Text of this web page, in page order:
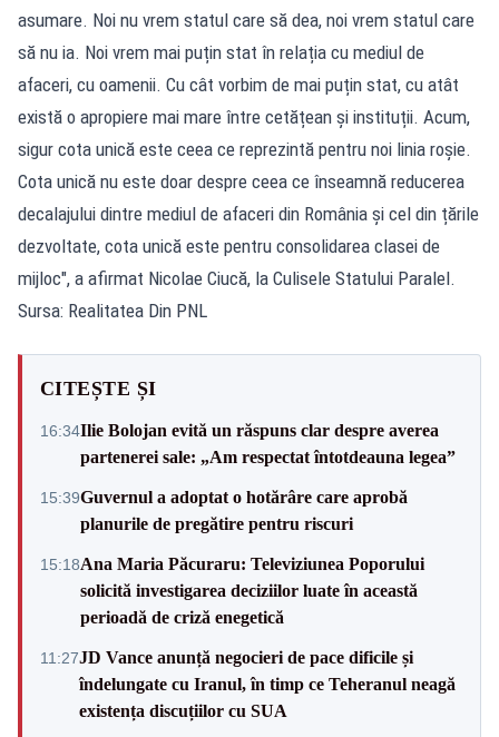
asumare. Noi nu vrem statul care să dea, noi vrem statul care
să nu ia. Noi vrem mai puțin stat în relația cu mediul de
afaceri, cu oamenii. Cu cât vorbim de mai puțin stat, cu atât
există o apropiere mai mare între cetățean și instituții. Acum,
sigur cota unică este ceea ce reprezintă pentru noi linia roșie.
Cota unică nu este doar despre ceea ce înseamnă reducerea
decalajului dintre mediul de afaceri din România și cel din țările
dezvoltate, cota unică este pentru consolidarea clasei de
mijloc", a afirmat Nicolae Ciucă, la Culisele Statului Paralel.
Sursa: Realitatea Din PNL
CITEȘTE ȘI
16:34Ilie Bolojan evită un răspuns clar despre averea
partenerei sale: „Am respectat întotdeauna legea”
15:39Guvernul a adoptat o hotărâre care aprobă
planurile de pregătire pentru riscuri
15:18Ana Maria Păcuraru: Televiziunea Poporului
solicită investigarea deciziilor luate în această
perioadă de criză enegetică
11:27JD Vance anunță negocieri de pace dificile și
îndelungate cu Iranul, în timp ce Teheranul neagă
existența discuțiilor cu SUA